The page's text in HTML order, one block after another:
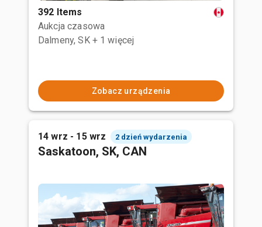
392 Items
Aukcja czasowa
Dalmeny, SK + 1 więcej
Zobacz urządzenia
14 wrz - 15 wrz 2 dzień wydarzenia
Saskatoon, SK, CAN